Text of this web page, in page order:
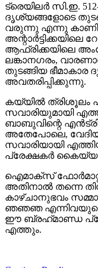
ട്രെയിലര്‍ സി.ഇ.
ദൃശ്യങ്ങളോടെ
വരുന്നു എന്നു
ആഫ്രിക്കയിലെ
ലങ്കാനഗരം,
തുടങ്ങിയ
അവതരിപ്പിക്കുന്നു.
കയ്യില്‍ ത്രിശൂലം
സവാരിയുമായി
ബാബുവിന്റെ
അതേപോലെ,
സവാരിയായി
പ്രേക്ഷകര്‍
ഐമാക്‌സ്
അതിനാല്‍ തന്നെ
കാഴ്ചാനുഭവം
ഞഞഞ എന്നിവയുടെ
ഈ ബ്രഹ്‌മാണ്ഡ
എത്തും.